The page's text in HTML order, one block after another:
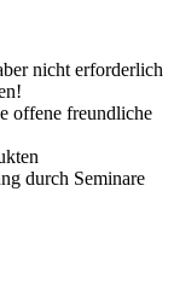
nicht erforderlich
offene freundliche
durch Seminare